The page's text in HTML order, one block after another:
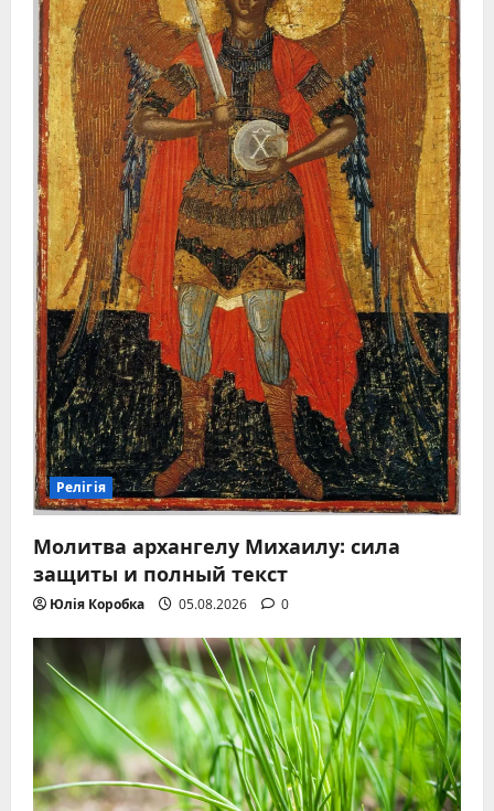
Релігія
Молитва архангелу Михаилу: сила
защиты и полный текст
Юлія Коробка 05.08.2026 0